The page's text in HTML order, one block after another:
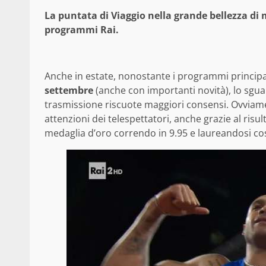
La puntata di Viaggio nella grande bellezza
programmi Rai.
Anche in estate, nonostante i programmi
settembre(anche con importanti novità), lo
trasmissione riscuote maggiori consensi.
attenzioni dei telespettatori, anche grazie al
medaglia d’oro correndo in 9.95 e laureandosi